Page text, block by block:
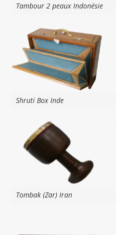
Tambour 2 peaux Indonésie
Shruti Box Inde
Tombak (Zar) Iran